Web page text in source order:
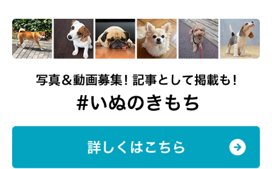
▶穴澤賢の最新刊『また、犬と暮らして。』発売中
▶Another Days
DeLoreans-shop